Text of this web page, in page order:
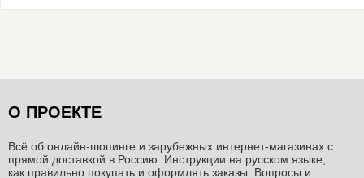
О ПРОЕКТЕ
Всё об онлайн-шопинге и зарубежных интернет-магазинах c
прямой доставкой в Россию. Инструкции на русском языке,
как правильно покупать и оформлять заказы. Вопросы и